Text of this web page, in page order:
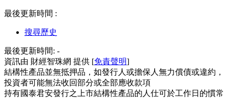
最後更新時間 :
搜尋歷史
最後更新時間: -
資訊由 財經智珠網 提供 [免責聲明]
結構性產品並無抵押品，如發行人或擔保人無力償債或違約，
投資者可能無法收回部分或全部應收款項
持有國泰君安發行之上市結構性產品的人仕可於工作日的慣常